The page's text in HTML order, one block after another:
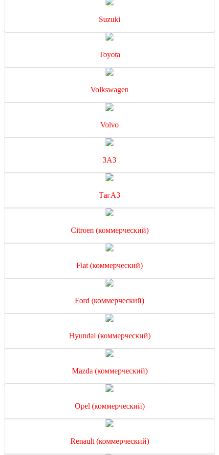
Suzuki
Toyota
Volkswagen
Volvo
ЗАЗ
ТагАЗ
Citroen (коммерческий)
Fiat (коммерческий)
Ford (коммерческий)
Hyundai (коммерческий)
Mazda (коммерческий)
Opel (коммерческий)
Renault (коммерческий)